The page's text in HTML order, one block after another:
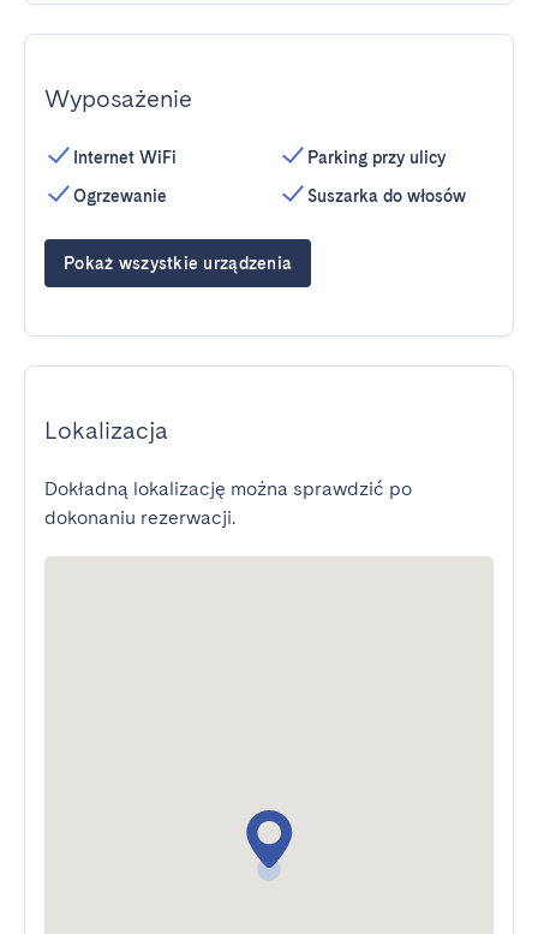
Wyposażenie
Internet WiFi
Ogrzewanie
Parking przy ulicy
Suszarka do włosów
Pokaż wszystkie urządzenia
Lokalizacja
Dokładną lokalizację można sprawdzić po
dokonaniu rezerwacji.